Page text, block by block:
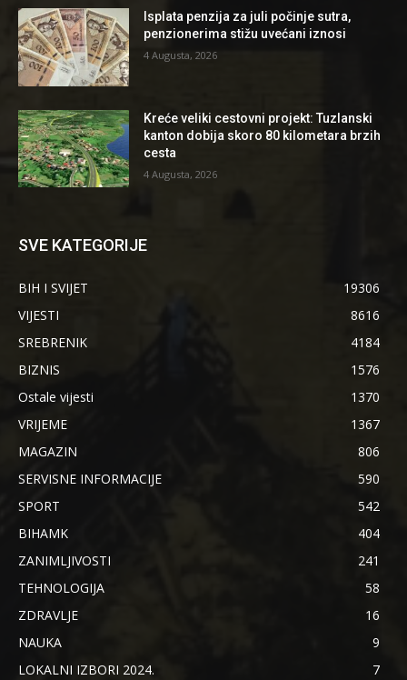
Isplata penzija za juli počinje sutra,
penzionerima stižu uvećani iznosi
4 Augusta, 2026
Kreće veliki cestovni projekt: Tuzlanski
kanton dobija skoro 80 kilometara brzih
cesta
4 Augusta, 2026
SVE KATEGORIJE
BIH I SVIJET
19306
VIJESTI
8616
SREBRENIK
4184
BIZNIS
1576
Ostale vijesti
1370
VRIJEME
1367
MAGAZIN
806
SERVISNE INFORMACIJE
590
SPORT
542
BIHAMK
404
ZANIMLJIVOSTI
241
TEHNOLOGIJA
58
ZDRAVLJE
16
NAUKA
9
LOKALNI IZBORI 2024.
7